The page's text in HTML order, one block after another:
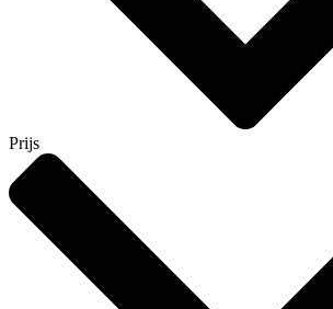
Prijs